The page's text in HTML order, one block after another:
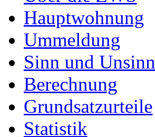
Hauptwohnung
Ummeldung
Sinn und Unsinn
Berechnung
Grundsatzurteile
Statistik